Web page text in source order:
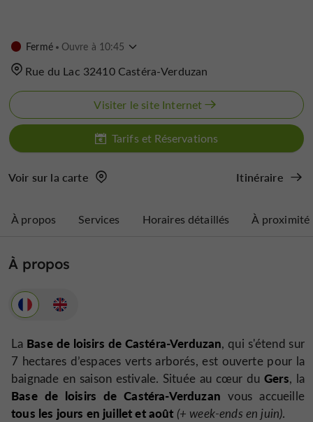
Fermé Ouvre à 10:45
Rue du Lac 32410 Castéra-Verduzan
Visiter le site Internet
Tarifs et Réservations
Voir sur la carte Itinéraire
À propos Services Horaires détaillés À proximité
À propos
La Base de loisirs de Castéra-Verduzan, qui s'étend sur
7 hectares d’espaces verts arborés, est ouverte pour la
baignade en saison estivale. Située au cœur duGers, la
Base de loisirs de Castéra-Verduzan vous accueille
tous les jours en juillet et août (+ week-ends en juin).